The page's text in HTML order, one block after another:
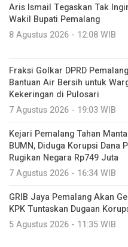
Aris Ismail Tegaskan Tak
Wakil Bupati Pemalang
8 Agustus 2026 - 12:08 WIB
Fraksi Golkar DPRD
Bantuan Air Bersih untuk
Kekeringan di Pulosari
7 Agustus 2026 - 19:03 WIB
Kejari Pemalang Tahan
BUMN, Diduga Korupsi Dana
Rugikan Negara Rp749 Juta
7 Agustus 2026 - 16:34 WIB
GRIB Jaya Pemalang Akan
KPK Tuntaskan Dugaan
5 Agustus 2026 - 11:35 WIB